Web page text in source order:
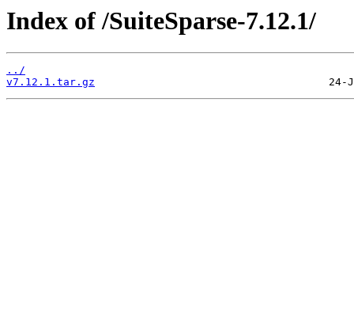
Index of /SuiteSparse-7.12.1/
../
v7.12.1.tar.gz